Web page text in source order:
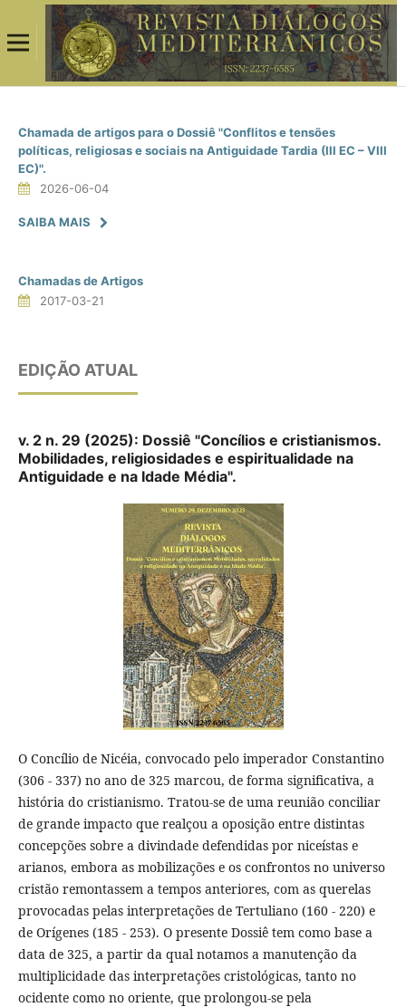
Chamada de artigos para o Dossiê "Conflitos e tensões
políticas, religiosas e sociais na Antiguidade Tardia (III EC – VIII
EC)".
2026-06-04
SAIBA MAIS
Chamadas de Artigos
2017-03-21
EDIÇÃO ATUAL
v. 2 n. 29 (2025): Dossiê "Concílios e cristianismos.
Mobilidades, religiosidades e espiritualidade na
Antiguidade e na Idade Média".
O Concílio de Nicéia, convocado pelo imperador Constantino
(306 - 337) no ano de 325 marcou, de forma significativa, a
história do cristianismo. Tratou-se de uma reunião conciliar
de grande impacto que realçou a oposição entre distintas
concepções sobre a divindade defendidas por niceístas e
arianos, embora as mobilizações e os confrontos no universo
cristão remontassem a tempos anteriores, com as querelas
provocadas pelas interpretações de Tertuliano (160 - 220) e
de Orígenes (185 - 253). O presente Dossiê tem como base a
data de 325, a partir da qual notamos a manutenção da
multiplicidade das interpretações cristológicas, tanto no
ocidente como no oriente, que prolongou-se pela